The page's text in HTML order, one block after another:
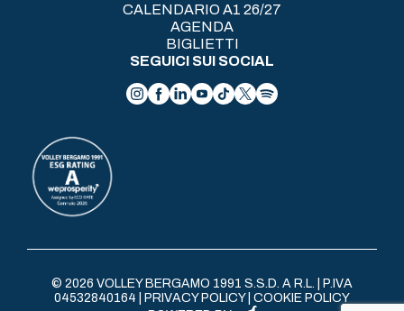
CALENDARIO A1 26/27
AGENDA
BIGLIETTI
SEGUICI SUI SOCIAL
© 2026 VOLLEY BERGAMO 1991 S.S.D. A R.L. | P.IVA
04532840164 |
PRIVACY POLICY| COOKIE POLICY